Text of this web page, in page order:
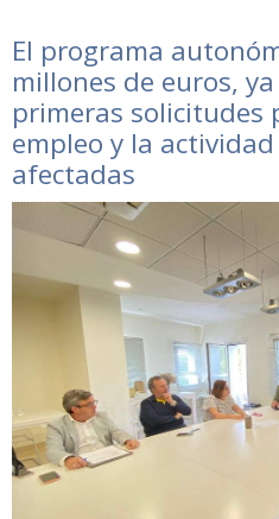
El programa
millones de euros,
primeras solicitudes
empleo y la
afectadas